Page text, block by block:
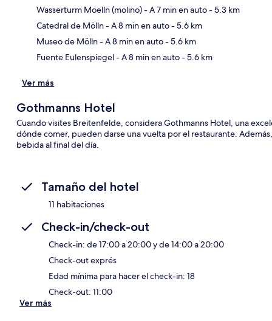
Wasserturm Moelln (molino)- A 7 min en auto- 5.3 km
Catedral de Mölln- A 8 min en auto- 5.6 km
Museo de Mölln- A 8 min en auto- 5.6 km
Fuente Eulenspiegel- A 8 min en auto- 5.6 km
Ver más
Gothmanns Hotel
Cuando visites Breitenfelde, considera Gothmanns Hotel, una
dónde comer, pueden darse una vuelta por el restaurante.
bebida al final del día.
Tamaño del hotel
11 habitaciones
Check-in/check-out
Check-in: de 17:00 a 20:00 y de 14:00 a 20:00
Check-out exprés
Edad mínima para hacer el check-in: 18
Check-out: 11:00
Ver más